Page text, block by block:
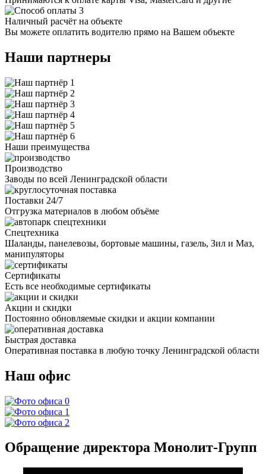
Наличный расчёт на объекте
Вы можете оплатить водителю прямо на Вашем объекте
Наши партнеры
Наши преимущества
Производство
Заводы по всей Ленинградской области
Поставки 24/7
Отгрузка материалов в любом объёме
Спецтехника
Шаланды, панелевозы, бортовые машины, газель, Зил и Маз,
манипуляторы
Сертификаты
Есть все необходимые сертификаты
Акции и скидки
Постоянно обновляемые скидки и акции компании
Быстрая доставка
Оперативная поставка в любую точку Ленинградской области
Наш офис
Обращение директора Монолит-Групп